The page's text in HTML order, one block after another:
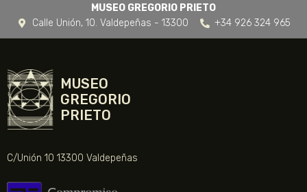
MUSEO GREGORIO PRIETO
Calle Unión, 10. Valdepeñas - 13300
+34 926 324 965
MUSEO
GREGORIO
PRIETO
C/Unión 10 13300 Valdepeñas